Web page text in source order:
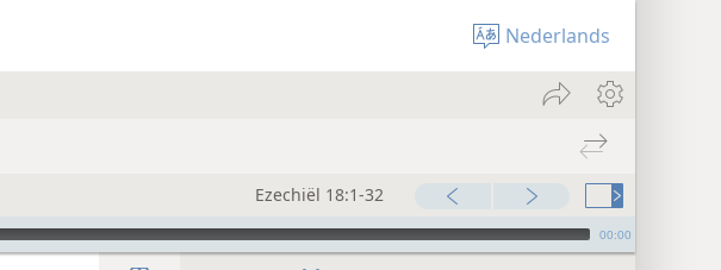
Nederlands
Ezechiël 18:1-32
00:00